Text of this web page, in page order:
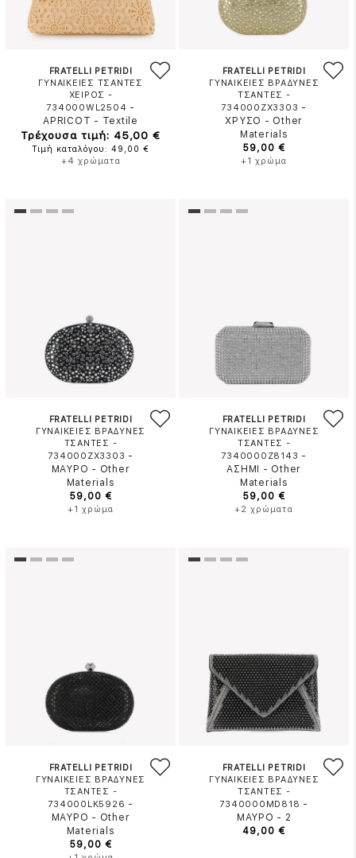
FRATELLI PETRIDI
ΓΥΝΑΙΚΕΙΕΣ ΤΣΑΝΤΕΣ
ΧΕΙΡΟΣ -
734000WL2504 -
APRICOT - Textile
Τρέχουσα τιμή: 45,00 €
Τιμή καταλόγου: 49,00 €
+4 χρώματα
FRATELLI PETRIDI
ΓΥΝΑΙΚΕΙΕΣ ΒΡΑΔΥΝΕΣ
ΤΣΑΝΤΕΣ -
734000ZX3303 -
ΧΡΥΣΟ - Other
Materials
59,00 €
+1 χρώμα
FRATELLI PETRIDI
ΓΥΝΑΙΚΕΙΕΣ ΒΡΑΔΥΝΕΣ
ΤΣΑΝΤΕΣ -
734000ZX3303 -
ΜΑΥΡΟ - Other
Materials
59,00 €
+1 χρώμα
FRATELLI PETRIDI
ΓΥΝΑΙΚΕΙΕΣ ΒΡΑΔΥΝΕΣ
ΤΣΑΝΤΕΣ -
7340000Z8143 -
ΑΣΗΜΙ
- Other
Materials
59,00 €
+2 χρώματα
FRATELLI PETRIDI
ΓΥΝΑΙΚΕΙΕΣ ΒΡΑΔΥΝΕΣ
ΤΣΑΝΤΕΣ -
734000LK5926 -
ΜΑΥΡΟ - Other
Materials
59,00 €
FRATELLI PETRIDI
ΓΥΝΑΙΚΕΙΕΣ ΒΡΑΔΥΝΕΣ
ΤΣΑΝΤΕΣ -
7340000MD818 -
ΜΑΥΡΟ - 2
49,00 €